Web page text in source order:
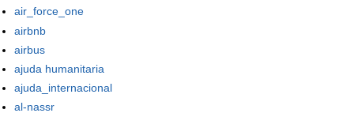
air_force_one
airbnb
airbus
ajuda humanitaria
ajuda_internacional
al-nassr